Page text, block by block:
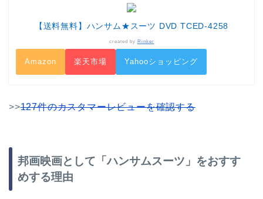
【送料無料】ハンサム★スーツ DVD TCED-4258
created by Rinker
Amazon 楽天市場 Yahooショッピング
>>127件のカスタマーレビューを確認する
邦画映画として「ハンサムスーツ」をおすす
めする理由